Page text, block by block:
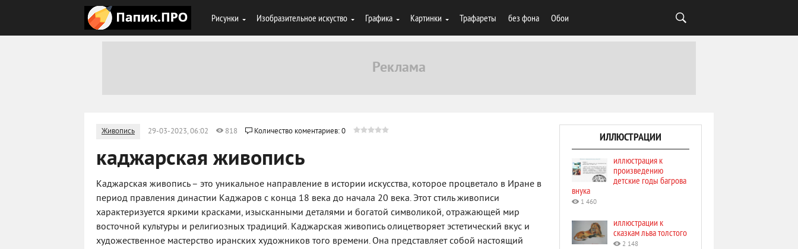
Рисунки Изобразительное искуство Графика Картинки Трафареты без фона Обои
Живопись 29-03-2023, 06:02 818 Количество коментариев: 0
каджарская живопись
Каджарская живопись – это уникальное направление в истории искусства, которое процветало в Иране в
период правления династии Каджаров с конца 18 века до начала 20 века. Этот стиль живописи
характеризуется яркими красками, изысканными деталями и богатой символикой, отражающей мир
восточной культуры и религиозных традиций. Каджарская живопись олицетворяет эстетический вкус и
художественное мастерство иранских художников того времени. Она представляет собой настоящий
ИЛЛЮСТРАЦИИ
иллюстрация к
произведению
детские годы багрова
внука
1 460
иллюстрации к
сказкам льва толстого
2 148